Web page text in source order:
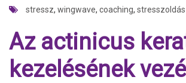
stressz, wingwave, coaching, stresszoldás
Az actinicus
kezelésének